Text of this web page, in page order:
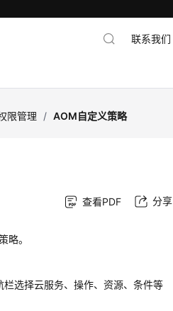
联系我们
限管理 / AOM自定义策略
查看PDF 分享
略。
选择云服务、操作、资源、条件等